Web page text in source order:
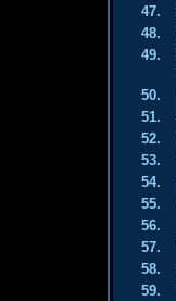
47.
48.
49.
50.
51.
52.
53.
54.
55.
56.
57.
58.
59.